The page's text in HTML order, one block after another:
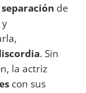
separación de
y
. Sin
la actriz
con sus